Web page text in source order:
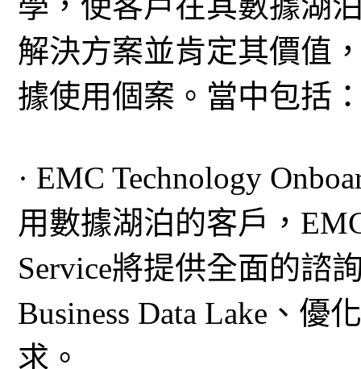
解決方案並肯定其價值
據使用個案。當中包括
· EMC Technology
用數據湖泊的客戶，
Service將提供全面的諮
Business Data Lake、
求。